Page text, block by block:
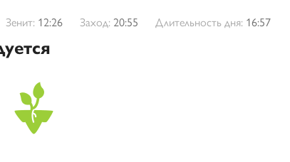
Зенит: 12:26 Заход: 20:55 Длительность дня: 16:57